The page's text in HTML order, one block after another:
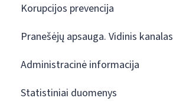
Korupcijos prevencija
Pranešėjų apsauga. Vidinis kanalas
Administracinė informacija
Statistiniai duomenys